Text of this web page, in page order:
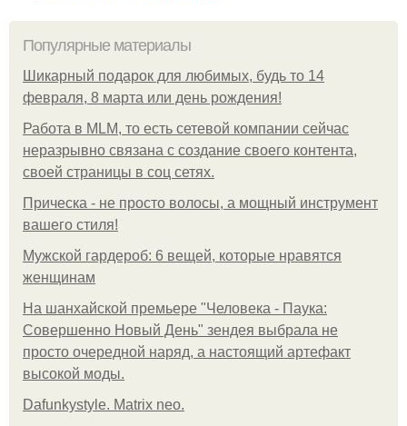
Популярные материалы
Шикарный подарок для любимых, будь то 14
февраля, 8 марта или день рождения!
Работа в MLM, то есть сетевой компании сейчас
неразрывно связана с создание своего контента,
своей страницы в соц сетях.
Прическа - не просто волосы, а мощный инструмент
вашего стиля!
Мужской гардероб: 6 вещей, которые нравятся
женщинам
На шанхайской премьере "Человека - Паука:
Совершенно Новый День" зендея выбрала не
просто очередной наряд, а настоящий артефакт
высокой моды.
Dafunkystyle. Matrix neo.